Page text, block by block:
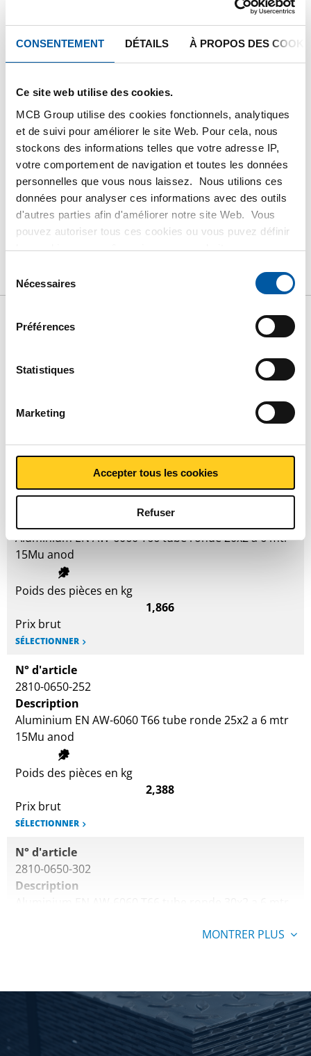
CONSENTEMENT DÉTAILS À PROPOS DES
Ce site web utilise des cookies.
MCB Group utilise des cookies fonctionnels, analytiques
et de suivi pour améliorer le site Web. Pour cela, nous
stockons des informations telles que votre adresse IP,
votre comportement de navigation et toutes les données
personnelles que vous nous laissez. Nous utilions ces
données pour analyser ces informations avec des outils
d'autres parties afin d'améliorer notre site Web. Vous
pouvez autoriser tous ces cookies ou vous puvez définir
les cookies vous-même si vous ne souhaitez pas que
plus d'informations sur les cookies que nous conservons
et les parties avec lesquelles nous travaillons dans notre
règlementICI
Nécessaires
Préférences
Statistiques
Marketing
Accepter tous les cookies
Refuser
Veuillez vous connecter afin de pouvoir passer
commande
Commandez avec vos propres numéros d’articles
Calculez avec les prix actuels de TS Métaux
Suivez vos livraisons en ligne
PRODUIT
DESCRIPTION DU PRODUIT
LISTE DE PRIX BRUT
TÉLÉCHARGEMENTS
CARACTÉRISTIQUES
Liste de prix bruts:
Aluminium EN AW-6060 T66
tube rond anodisé 15 Mu
Prix en euro par 0 KG
N° d'article
Aluminium EN AW-6060 T66 tube ronde 20x2 a 6 mtr
15Mu anod
Poids des pièces en kg
1,866
Prix brut
SÉLECTIONNER
N° d'article
2810-0650-252
Description
Aluminium EN AW-6060 T66 tube ronde 25x2 a 6 mtr
15Mu anod
Poids des pièces en kg
2,388
Prix brut
SÉLECTIONNER
N° d'article
2810-0650-302
Description
Prix brut
MONTRER PLUS